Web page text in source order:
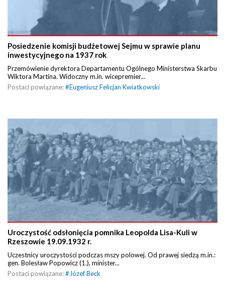
Posiedzenie komisji budżetowej Sejmu w sprawie planu
inwestycyjnego na 1937 rok
Przemówienie dyrektora Departamentu Ogólnego Ministerstwa Skarbu
Wiktora Martina. Widoczny m.in. wicepremier...
Postaci powiązane:#Eugeniusz Felicjan Kwiatkowski
Uroczystość odsłonięcia pomnika Leopolda Lisa-Kuli w
Rzeszowie 19.09.1932 r.
Uczestnicy uroczystości podczas mszy polowej. Od prawej siedzą m.in.:
gen. Bolesław Popowicz (1.), minister...
Postaci powiązane:# Józef Beck